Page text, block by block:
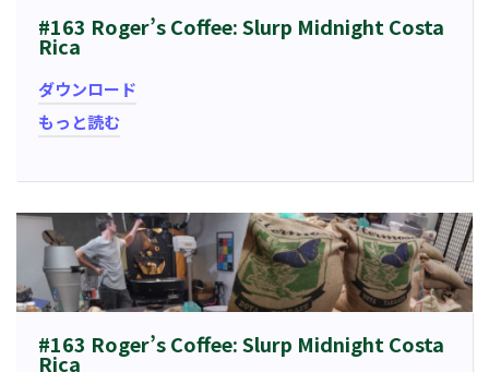
#163 Roger’s Coffee: Slurp Midnight Costa
Rica
ダウンロード
もっと読む
#163 Roger’s Coffee: Slurp Midnight Costa
Rica